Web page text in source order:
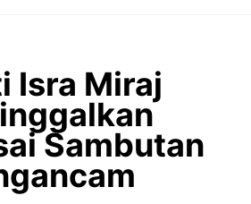
Isra Miraj
Sambutan